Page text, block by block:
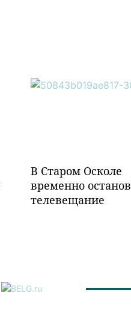
В Старом Осколе
временно
телевещание